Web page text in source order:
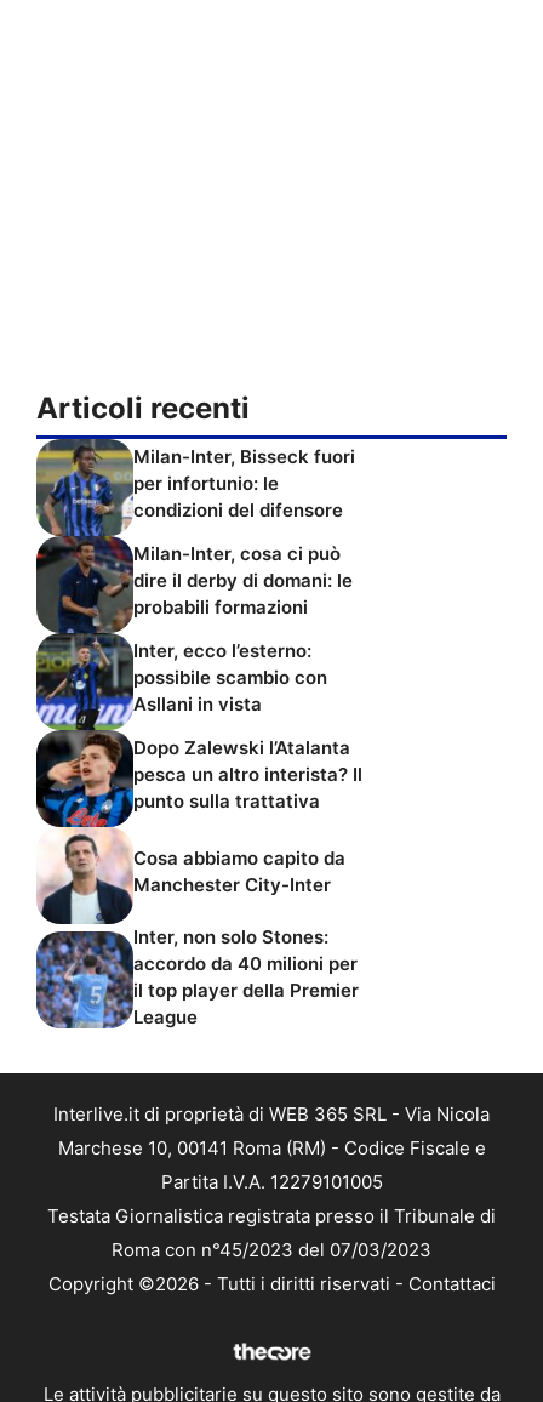
Articoli recenti
Milan-Inter, Bisseck fuori
per infortunio: le
condizioni del difensore
Milan-Inter, cosa ci può
dire il derby di domani: le
probabili formazioni
Inter, ecco l’esterno:
possibile scambio con
Asllani in vista
Dopo Zalewski l’Atalanta
pesca un altro interista? Il
punto sulla trattativa
Cosa abbiamo capito da
Manchester City-Inter
Inter, non solo Stones:
accordo da 40 milioni per
il top player della Premier
League
Interlive.it di proprietà di WEB 365 SRL - Via Nicola
Marchese 10, 00141 Roma (RM) - Codice Fiscale e
Partita I.V.A. 12279101005
Testata Giornalistica registrata presso il Tribunale di
Roma con n°45/2023 del 07/03/2023
Copyright ©2026 - Tutti i diritti riservati - Contattaci
Le attività pubblicitarie su questo sito sono gestite da